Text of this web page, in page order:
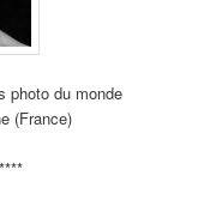
photo du monde
(France)